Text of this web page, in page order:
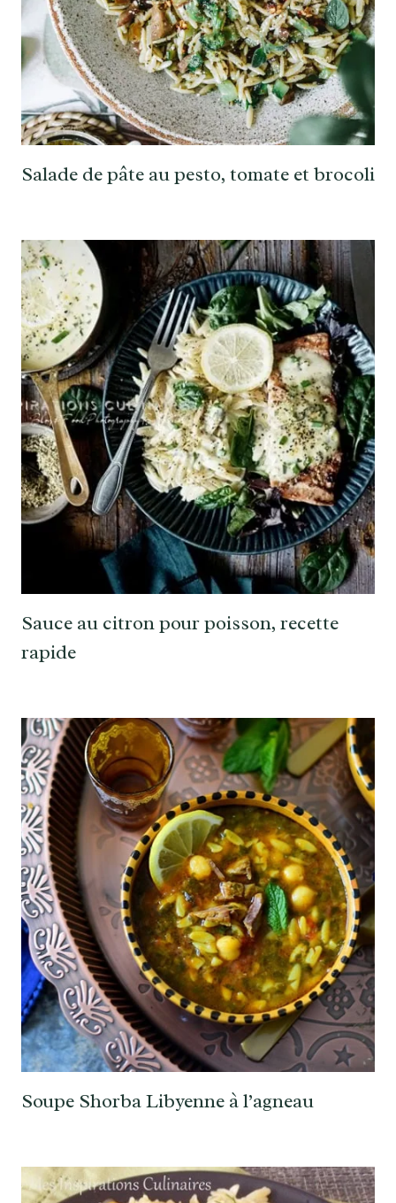
Salade de pâte au pesto, tomate et brocoli
Sauce au citron pour poisson, recette
rapide
Soupe Shorba Libyenne à l’agneau